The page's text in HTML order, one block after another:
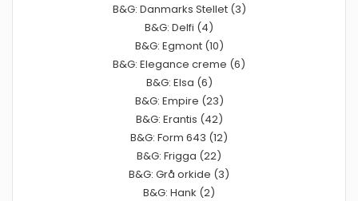
B&G: Danmarks Stellet (3)
B&G: Delfi (4)
B&G: Egmont (10)
B&G: Elegance creme (6)
B&G: Elsa (6)
B&G: Empire (23)
B&G: Erantis (42)
B&G: Form 643 (12)
B&G: Frigga (22)
B&G: Grå orkide (3)
B&G: Hank (2)